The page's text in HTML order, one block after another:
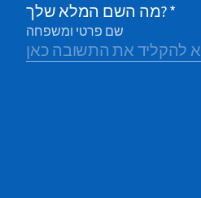
מה השם המלא שלך?*
שם פרטי ומשפחה